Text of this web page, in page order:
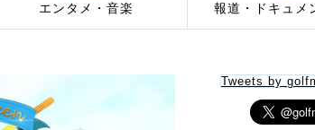
エンタメ・音楽 報道・ドキュメ
Tweets by